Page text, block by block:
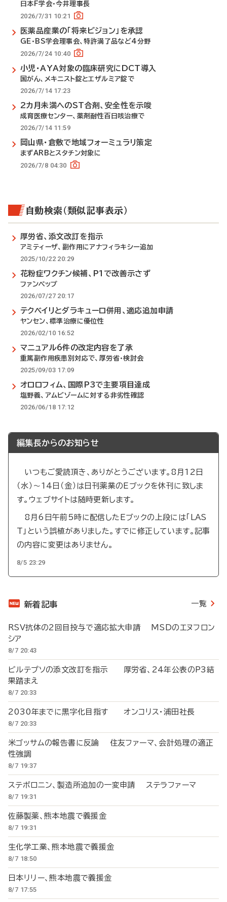
日本F学会・今井理事長
2026/7/31 10:21
医薬品産業の「将来ビジョン」を承認
GE・BS学会理事会、特許満了品など4分野
2026/7/24 10:40
小児・AYA対象の臨床研究にDCT導入
国がん、メキニスト錠とエザルミア錠で
2026/7/14 17:23
2カ月未満へのST合剤、安全性を示唆
成育医療センター、薬剤耐性百日咳治療で
2026/7/14 11:59
岡山県・倉敷で地域フォーミュラリ策定
まずARBとスタチン対象に
2026/7/8 04:30
自動検索（類似記事表示）
厚労省、添文改訂を指示
アミティーザ、副作用にアナフィラキシー追加
2025/10/22 20:29
花粉症ワクチン候補、P1で改善示さず
ファンペップ
2026/07/27 20:17
テクベイリとダラキューロ併用、適応追加申請
ヤンセン、標準治療に優位性
2026/02/10 16:52
マニュアル6件の改定内容を了承
重篤副作用疾患別対応で、厚労省・検討会
2025/09/03 17:09
オロロフィム、国際P3で主要項目達成
塩野義、アムビゾームに対する非劣性確認
2026/06/18 17:12
編集長からのお知らせ
いつもご愛読頂き、ありがとうございます。8月12日
（水）～14日（金）は日刊薬業のEブックを休刊に致しま
す。ウェブサイトは随時更新します。
8月6日午前5時に配信したEブックの上段には「LAS
T」という誤植がありました。すでに修正しています。記事
の内容に変更はありません。
8/5 23:29
新着記事 一覧
RSV抗体の2回目投与で適応拡大申請 MSDのエヌフロン
シア
8/7 20:43
ビルテプソの添文改訂を指示 厚労省、24年公表のP3結
果踏まえ
8/7 20:33
2030年までに黒字化目指す オンコリス・浦田社長
8/7 20:33
米ゴッサムの報告書に反論 住友ファーマ、会計処理の適正
性強調
8/7 19:37
ステボロニン、製造所追加の一変申請 ステラファーマ
8/7 19:31
佐藤製薬、熊本地震で義援金
8/7 19:31
生化学工業、熊本地震で義援金
8/7 18:50
日本リリー、熊本地震で義援金
8/7 17:55